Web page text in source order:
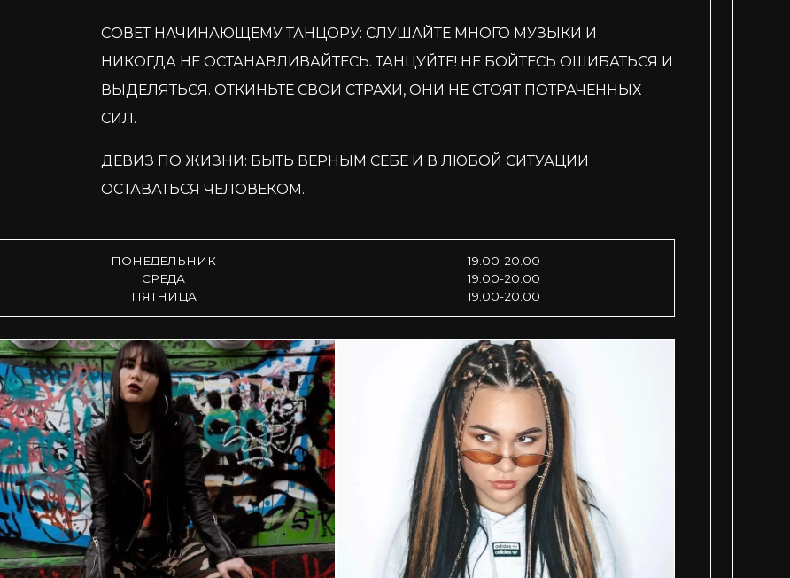
СОВЕТ НАЧИНАЮЩЕМУ ТАНЦОРУ: СЛУШАЙТЕ МНОГО МУЗЫКИ И
НИКОГДА НЕ ОСТАНАВЛИВАЙТЕСЬ. ТАНЦУЙТЕ! НЕ БОЙТЕСЬ ОШИБАТЬСЯ И
ВЫДЕЛЯТЬСЯ. ОТКИНЬТЕ СВОИ СТРАХИ, ОНИ НЕ СТОЯТ ПОТРАЧЕННЫХ
СИЛ.
ДЕВИЗ ПО ЖИЗНИ: БЫТЬ ВЕРНЫМ СЕБЕ И В ЛЮБОЙ СИТУАЦИИ
ОСТАВАТЬСЯ ЧЕЛОВЕКОМ.
ПОНЕДЕЛЬНИК
СРЕДА
ПЯТНИЦА
19.00-20.00
19.00-20.00
19.00-20.00